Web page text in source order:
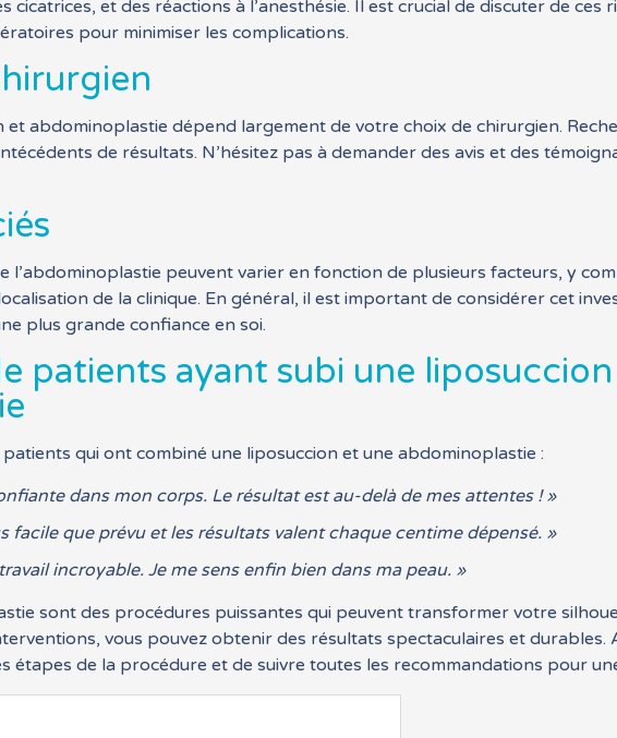
cicatrices, et des réactions à l’anesthésie. Il est crucial de discuter de ces
pour minimiser les complications.
et abdominoplastie dépend largement de votre choix de chirurgien.
de résultats. N’hésitez pas à demander des avis et des
l’abdominoplastie peuvent varier en fonction de plusieurs facteurs, y
de la clinique. En général, il est important de considérer cet
plus grande confiance en soi.
patients ayant subi une
qui ont combiné une liposuccion et une abdominoplastie :
dans mon corps. Le résultat est au-delà de mes attentes ! »
facile que prévu et les résultats valent chaque centime dépensé. »
incroyable. Je me sens enfin bien dans ma peau. »
sont des procédures puissantes qui peuvent transformer votre
vous pouvez obtenir des résultats spectaculaires et durables.
étapes de la procédure et de suivre toutes les recommandations pour